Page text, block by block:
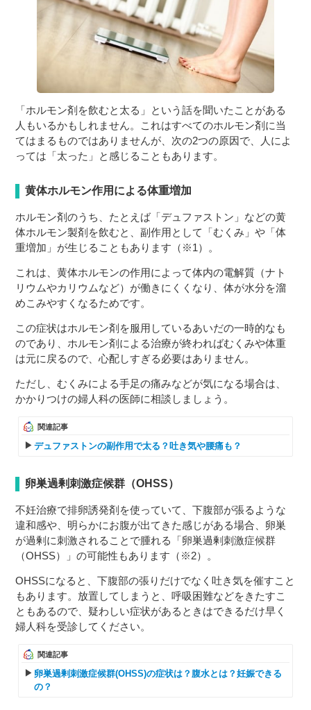
「ホルモン剤を飲むと太る」という話を聞いたことがある
人もいるかもしれません。これはすべてのホルモン剤に当
てはまるものではありませんが、次の2つの原因で、人によ
っては「太った」と感じることもあります。
黄体ホルモン作用による体重増加
ホルモン剤のうち、たとえば「デュファストン」などの黄
体ホルモン製剤を飲むと、副作用として「むくみ」や「体
重増加」が生じることもあります（※1）。
これは、黄体ホルモンの作用によって体内の電解質（ナト
リウムやカリウムなど）が働きにくくなり、体が水分を溜
めこみやすくなるためです。
この症状はホルモン剤を服用しているあいだの一時的なも
のであり、ホルモン剤による治療が終わればむくみや体重
は元に戻るので、心配しすぎる必要はありません。
ただし、むくみによる手足の痛みなどが気になる場合は、
かかりつけの婦人科の医師に相談しましょう。
関連記事
デュファストンの副作用で太る？吐き気や腰痛も？
卵巣過剰刺激症候群（OHSS）
不妊治療で排卵誘発剤を使っていて、下腹部が張るような
違和感や、明らかにお腹が出てきた感じがある場合、卵巣
が過剰に刺激されることで腫れる「卵巣過剰刺激症候群
（OHSS）」の可能性もあります（※2）。
OHSSになると、下腹部の張りだけでなく吐き気を催すこと
もあります。放置してしまうと、呼吸困難などをきたすこ
ともあるので、疑わしい症状があるときはできるだけ早く
婦人科を受診してください。
関連記事
卵巣過剰刺激症候群(OHSS)の症状は？腹水とは？妊娠できる
の？